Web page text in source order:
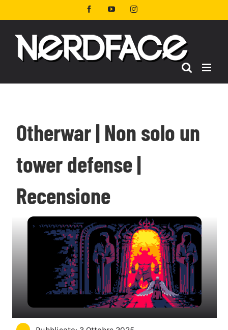
al
FacebookYouTubeInstagram
Otherwar | Non solo un
tower defense |
Recensione